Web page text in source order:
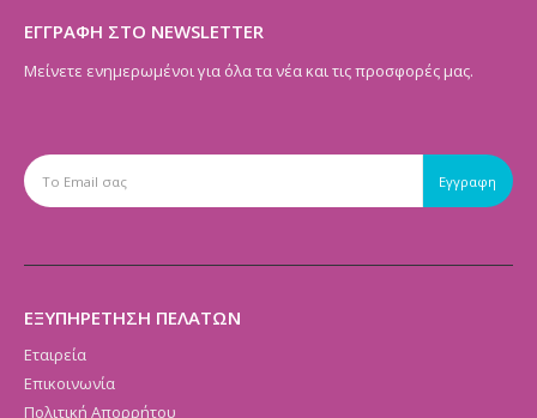
ΕΓΓΡΑΦΗ ΣΤΟ NEWSLETTER
Μείνετε ενημερωμένοι για όλα τα νέα και τις προσφορές μας.
ΕΞΥΠΗΡΕΤΗΣΗ ΠΕΛΑΤΩΝ
Εταιρεία
Επικοινωνία
Πολιτική Απορρήτου